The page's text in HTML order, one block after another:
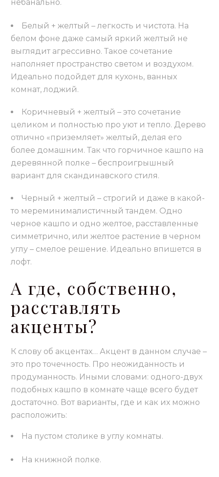
небанально.
Белый + желтый – легкость и чистота. На
белом фоне даже самый яркий желтый не
выглядит агрессивно. Такое сочетание
наполняет пространство светом и воздухом.
Идеально подойдет для кухонь, ванных
комнат, лоджий.
Коричневый + желтый – это сочетание
целиком и полностью про уют и тепло. Дерево
отлично «приземляет» желтый, делая его
более домашним. Так что горчичное кашпо на
деревянной полке – беспроигрышный
вариант для скандинавского стиля.
Черный + желтый – строгий и даже в какой-
то мереминималистичный тандем. Одно
черное кашпо и одно желтое, расставленные
симметрично, или желтое растение в черном
углу – смелое решение. Идеально впишется в
лофт.
А где, собственно,
расставлять
акценты?
К слову об акцентах… Акцент в данном случае –
это про точечность. Про неожиданность и
продуманность. Иными словами: одного-двух
подобных кашпо в комнате чаще всего будет
достаточно. Вот варианты, где и как их можно
расположить:
На пустом столике в углу комнаты.
На книжной полке.